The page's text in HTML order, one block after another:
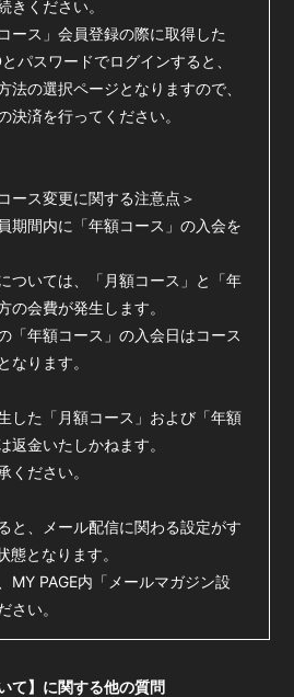
きください。
ース」会員登録の際に取得した
パスワードでログインすると、
法の選択ページとなりますので、
決済を行ってください。
ース変更に関する注意点＞
期間内に「年額コース」の入会を
ついては、「月額コース」と「年
の会費が発生します。
「年額コース」の入会日はコース
なります。
した「月額コース」および「年額
返金いたしかねます。
ください。
と、メール配信に関わる設定がす
態となります。
MY PAGE内「メールマガジン設
さい。
て】に関する他の質問